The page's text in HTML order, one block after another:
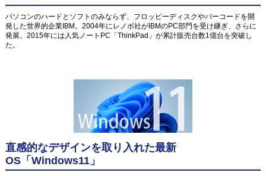
パソコンのハードとソフトのみならず、フロッピーディスクやバーコードを開
発した世界的企業IBM。2004年にレノボ社がIBMのPC部門を受け継ぎ、さらに
発展。2015年には人気ノートPC「ThinkPad」が累計販売台数1億台を突破し
た。
直感的なデザインを取り入れた最新
OS「Windows11」